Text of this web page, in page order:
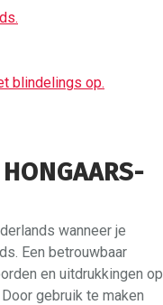
blindelings op.
wanneer je
Een betrouwbaar
en uitdrukkingen op
gebruik te maken